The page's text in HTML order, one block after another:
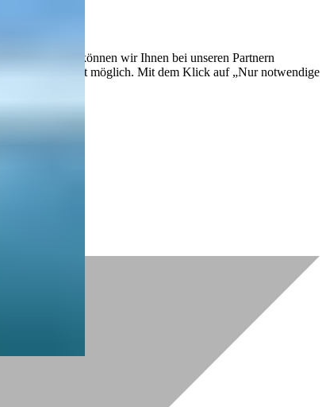
So können wir Ihnen bei unseren Partnern
jederzeit möglich. Mit dem Klick auf „Nur notwendige